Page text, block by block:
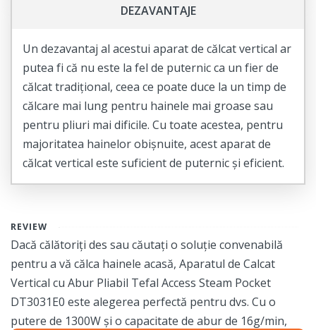
DEZAVANTAJE
Un dezavantaj al acestui aparat de călcat vertical ar
putea fi că nu este la fel de puternic ca un fier de
călcat tradițional, ceea ce poate duce la un timp de
călcare mai lung pentru hainele mai groase sau
pentru pliuri mai dificile. Cu toate acestea, pentru
majoritatea hainelor obișnuite, acest aparat de
călcat vertical este suficient de puternic și eficient.
REVIEW
Dacă călătoriți des sau căutați o soluție convenabilă
pentru a vă călca hainele acasă, Aparatul de Calcat
Vertical cu Abur Pliabil Tefal Access Steam Pocket
DT3031E0 este alegerea perfectă pentru dvs. Cu o
putere de 1300W și o capacitate de abur de 16g/min,